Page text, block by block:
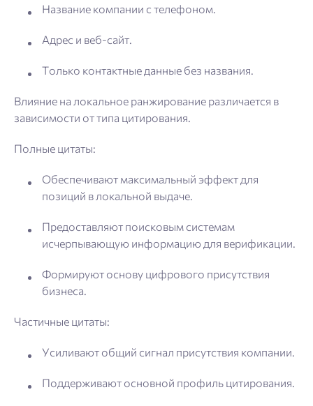
Название компании с телефоном.
Адрес и веб-сайт.
Только контактные данные без названия.
Влияние на локальное ранжирование различается в
зависимости от типа цитирования.
Полные цитаты:
Обеспечивают максимальный эффект для
позиций в локальной выдаче.
Предоставляют поисковым системам
исчерпывающую информацию для верификации.
Формируют основу цифрового присутствия
бизнеса.
Частичные цитаты:
Усиливают общий сигнал присутствия компании.
Поддерживают основной профиль цитирования.